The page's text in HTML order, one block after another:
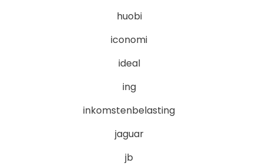
huobi
iconomi
ideal
ing
inkomstenbelasting
jaguar
jb